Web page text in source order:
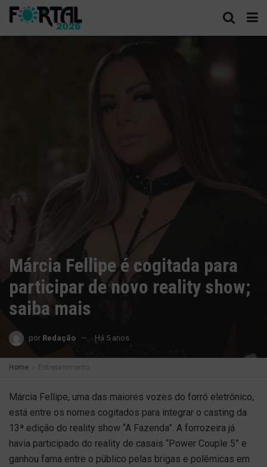
Márcia Fellipe é cogitada para
participar de novo reality show;
saiba mais
por Redação Há 5 anos
Home Entretenimento
Márcia Fellipe, uma das maiores vozes do forró eletrônico,
está entre os nomes cogitados para integrar o casting da
13ª edição do reality show “A Fazenda”. A forrozeira já
havia participado do reality de casais “Power Couple 5” e
ganhou fama entre o público pelas brigas e polêmicas em